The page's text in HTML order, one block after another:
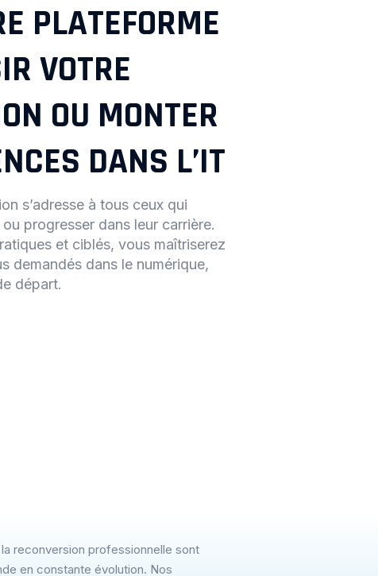
PLATEFORME
VOTRE
OU MONTER
DANS L’IT
s’adresse à tous ceux qui
progresser dans leur carrière.
et ciblés, vous maîtriserez
demandés dans le numérique,
départ.
reconversion professionnelle sont
en constante évolution. Nos